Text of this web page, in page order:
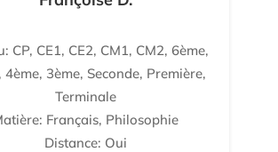
CP, CE1, CE2, CM1, CM2, 6ème,
4ème, 3ème, Seconde, Première,
Terminale
Français, Philosophie
Distance: Oui